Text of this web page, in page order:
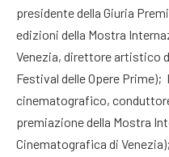
presidente della Giuria
edizioni della Mostra
Venezia, direttore artistico
Festival delle Opere
cinematografico,
premiazione della Mostra
Cinematografica di